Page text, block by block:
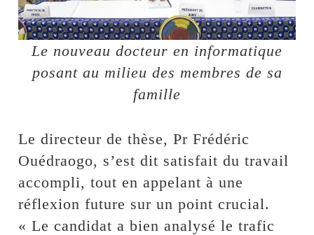
Le nouveau docteur en informatique
posant au milieu des membres de sa
famille
Le directeur de thèse, Pr Frédéric
Ouédraogo, s’est dit satisfait du travail
accompli, tout en appelant à une
réflexion future sur un point crucial.
« Le candidat a bien analysé le trafic